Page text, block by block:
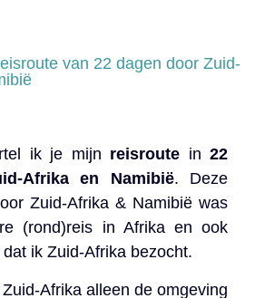
van 22 dagen door Zuid-
ik je mijn reisroute in22
Afrika en Namibië. Deze
Zuid-Afrika & Namibië was
(rond)reis in Afrika en ook
ik Zuid-Afrika bezocht.
Afrika alleen de omgeving